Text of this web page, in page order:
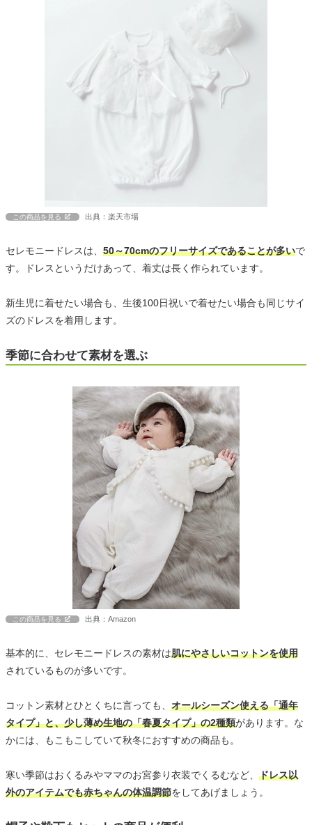
この商品を見る 出典：楽天市場
セレモニードレスは、 50～70cmのフリーサイズであることが多いで
す。ドレスというだけあって、着丈は長く作られています。
新生児に着せたい場合も、生後100日祝いで着せたい場合も同じサイ
ズのドレスを着用します。
季節に合わせて素材を選ぶ
この商品を見る 出典：Amazon
基本的に、セレモニードレスの素材は肌にやさしいコットンを使用
されているものが多いです。
コットン素材とひとくちに言っても、 オールシーズン使える「通年
タイプ」と、少し薄め生地の「春夏タイプ」の2種類があります。な
かには、もこもこしていて秋冬におすすめの商品も。
寒い季節はおくるみやママのお宮参り衣装でくるむなど、 ドレス以
外のアイテムでも赤ちゃんの体温調節をしてあげましょう。